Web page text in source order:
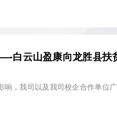
白云山盈康向龙胜县扶
响，我司以及我司校企合作单位